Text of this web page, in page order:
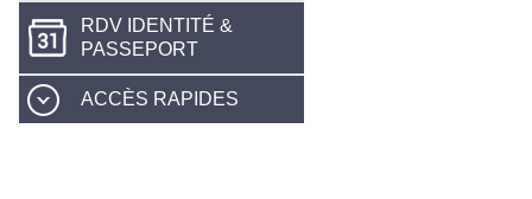
RDV IDENTITÉ &
PASSEPORT
ACCÈS RAPIDES